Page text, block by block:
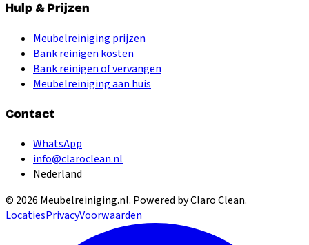
Hulp & Prijzen
Meubelreiniging prijzen
Bank reinigen kosten
Bank reinigen of vervangen
Meubelreiniging aan huis
Contact
WhatsApp
info@claroclean.nl
Nederland
© 2026 Meubelreiniging.nl. Powered by Claro Clean.
LocatiesPrivacyVoorwaarden